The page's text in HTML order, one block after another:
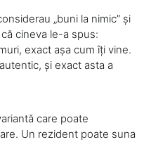
„buni la nimic” și
cineva le-a spus:
exact așa cum îți vine.
și exact asta a
care poate
Un rezident poate suna